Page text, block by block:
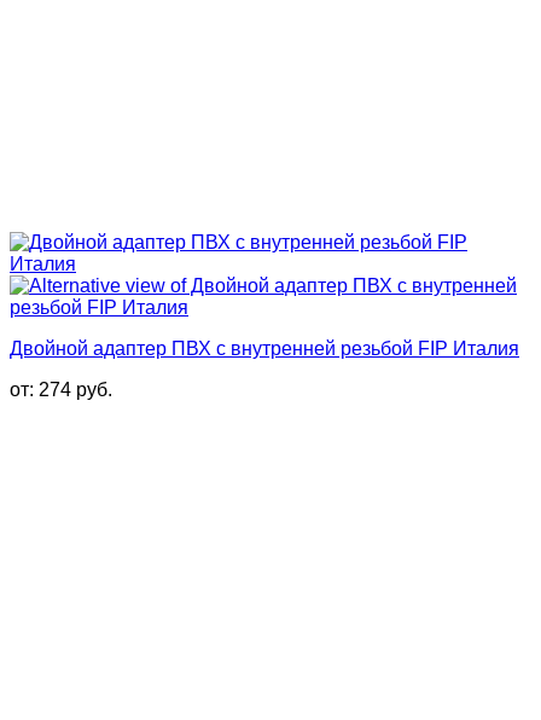
Двойной адаптер ПВХ с внутренней резьбой FIP Италия
от: 274 руб.